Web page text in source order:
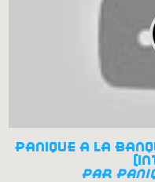
panique à la
par